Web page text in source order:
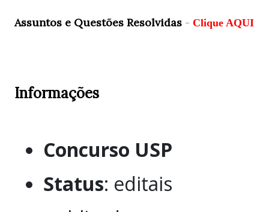
Assuntos e Questões Resolvidas - Clique AQUI
Informações
Concurso USP
Status: editais